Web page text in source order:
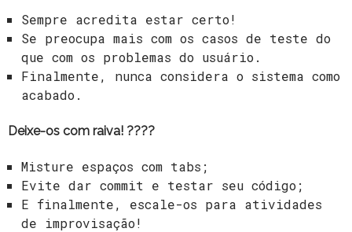
Sempre acredita estar certo!
Se preocupa mais com os casos de teste do
que com os problemas do usuário.
Finalmente, nunca considera o sistema como
acabado.
Deixe-os com raiva! ????
Misture espaços com tabs;
Evite dar commit e testar seu código;
E finalmente, escale-os para atividades
de improvisação!